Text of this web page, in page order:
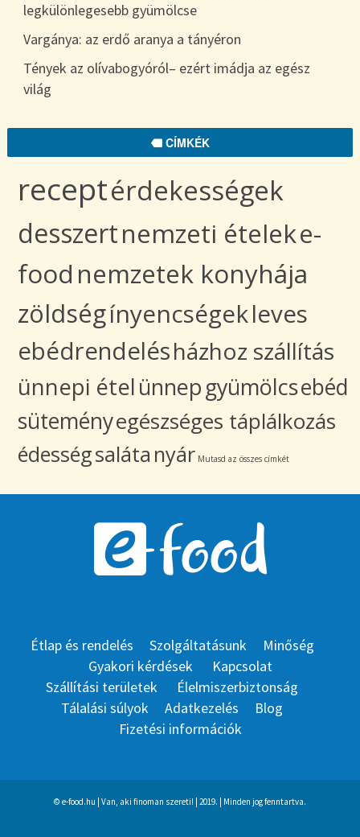
legkülönlegesebb gyümölcse
Vargánya: az erdő aranya a tányéron
Tények az olívabogyóról– ezért imádja az egész
világ
CÍMKÉK
receptérdekességek
desszertnemzeti ételeke-
food nemzetek konyhája
zöldségínyencségekleves
ebédrendelésházhoz szállítás
ünnepi ételünnepgyümölcsebéd
süteményegészséges táplálkozás
édességsaláta nyár Mutasd az összes címkét
Étlap és rendelés Szolgáltatásunk
Minőség
Gyakori kérdések
Kapcsolat
Szállítási területek
Élelmiszerbiztonság
Tálalási súlyok
Adatkezelés
Blog
Fizetési információk
© e-food.hu | Van, aki finoman szereti! | 2019. | Minden jog fenntartva.